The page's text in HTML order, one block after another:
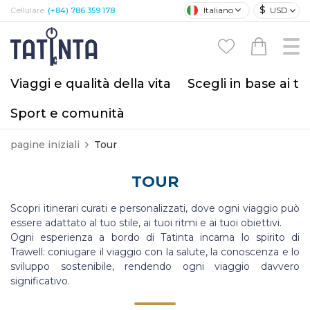
Cellulare: (+84) 786 359 178 Italiano $ USD
Viaggi e qualità della vita
Scegli in base ai
Sport e comunità
pagine iniziali Tour
TOUR
Scopri itinerari curati e personalizzati, dove ogni viaggio può
essere adattato al tuo stile, ai tuoi ritmi e ai tuoi obiettivi.
Ogni esperienza a bordo di Tatinta incarna lo spirito di
Trawell: coniugare il viaggio con la salute, la conoscenza e lo
sviluppo sostenibile, rendendo ogni viaggio davvero
significativo.